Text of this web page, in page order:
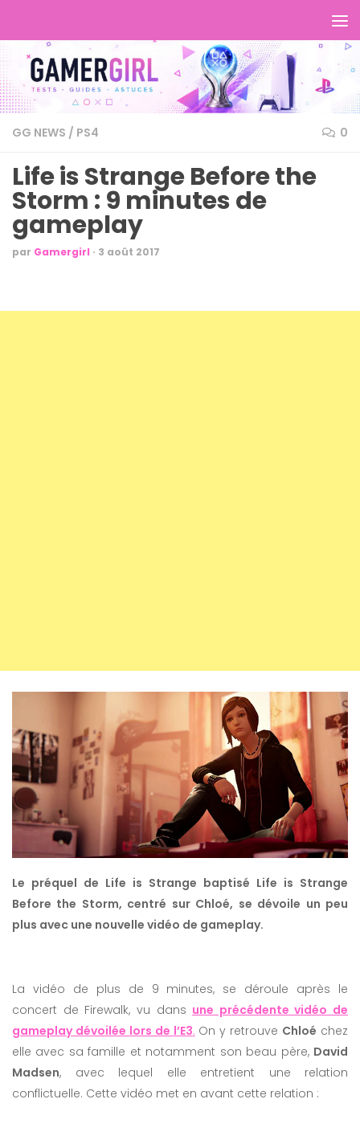
GG NEWS / PS4 0
Life is Strange Before the
Storm : 9 minutes de
gameplay
par Gamergirl · 3 août 2017
Le préquel de Life is Strange baptisé Life is Strange
Before the Storm, centré sur Chloé, se dévoile un peu
plus avec une nouvelle vidéo de gameplay.
La vidéo de plus de 9 minutes, se déroule après le
concert de Firewalk, vu dans une précédente vidéo de
gameplay dévoilée lors de l’E3. On y retrouve Chloé chez
elle avec sa famille et notamment son beau père, David
Madsen, avec lequel elle entretient une relation
conflictuelle. Cette vidéo met en avant cette relation :